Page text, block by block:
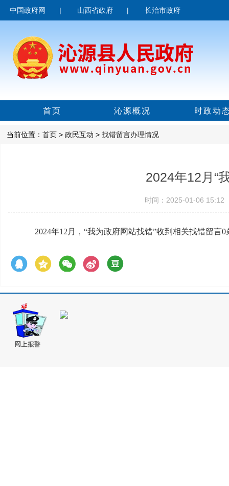
中国政府网 | 山西省政府 | 长治市政府
首页 沁源概况 时政动
当前位置： 首页 > 政民互动 > 找错留言办理情况
2024年12月“
时间：2025-01-06
2024年12月，“我为政府网站找错”收到相关找错留言